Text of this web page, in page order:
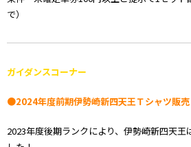
で）
ガイダンスコーナー
●2024年度前期伊勢崎新四天王Ｔシャツ販売
2023年度後期ランクにより、伊勢崎新四天王